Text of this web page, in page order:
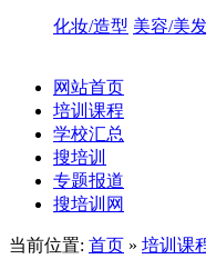
化妆/造型 美容/美
网站首页
培训课程
学校汇总
搜培训
专题报道
搜培训网
当前位置: 首页 » 培训课